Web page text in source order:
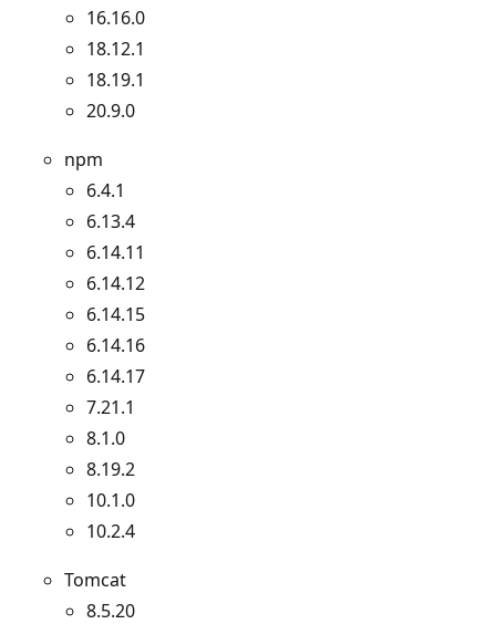
16.16.0
18.12.1
18.19.1
20.9.0
npm
6.4.1
6.13.4
6.14.11
6.14.12
6.14.15
6.14.16
6.14.17
7.21.1
8.1.0
8.19.2
10.1.0
10.2.4
Tomcat
8.5.20